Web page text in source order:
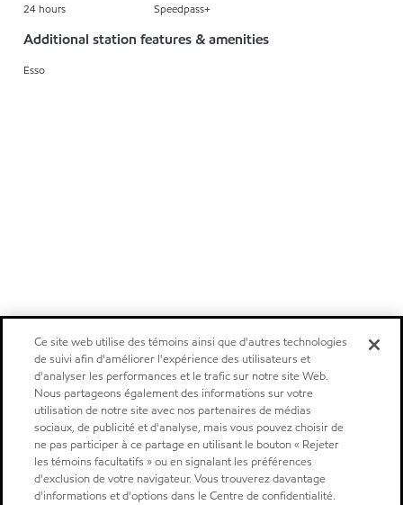
24 hours Speedpass+
Additional station features & amenities
Esso
Ce site web utilise des témoins ainsi que d'autres technologies
de suivi afin d'améliorer l'expérience des utilisateurs et
d'analyser les performances et le trafic sur notre site Web.
Nous partageons également des informations sur votre
utilisation de notre site avec nos partenaires de médias
sociaux, de publicité et d'analyse, mais vous pouvez choisir de
ne pas participer à ce partage en utilisant le bouton « Rejeter
les témoins facultatifs » ou en signalant les préférences
d'exclusion de votre navigateur. Vous trouverez davantage
d'informations et d'options dans le Centre de confidentialité.